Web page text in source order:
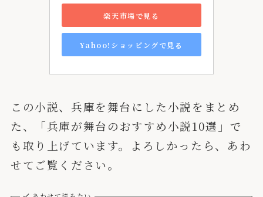
楽天市場で見る
Yahoo!ショッピングで見る
この小説、兵庫を舞台にした小説をまとめ
た、「兵庫が舞台のおすすめ小説10選」で
も取り上げています。よろしかったら、あわ
せてご覧ください。